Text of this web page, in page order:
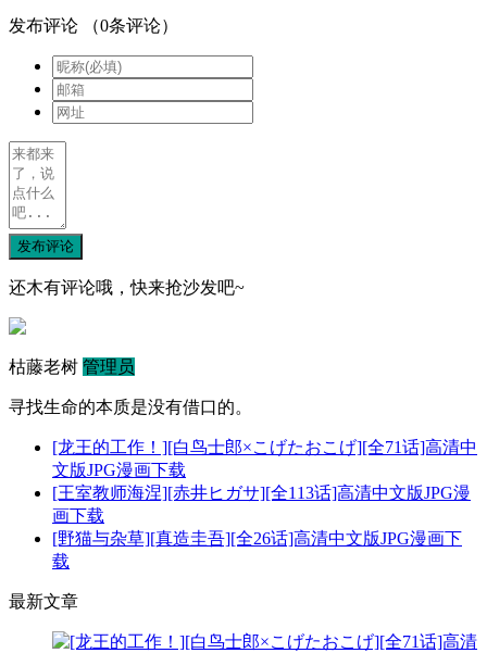
发布评论 （0条评论）
发布评论
还木有评论哦，快来抢沙发吧~
枯藤老树 管理员
寻找生命的本质是没有借口的。
[龙王的工作！][白鸟士郎×こげたおこげ][全71话]高清中
文版JPG漫画下载
[王室教师海涅][赤井ヒガサ][全113话]高清中文版JPG漫
画下载
[野猫与杂草][真造圭吾][全26话]高清中文版JPG漫画下
载
最新文章